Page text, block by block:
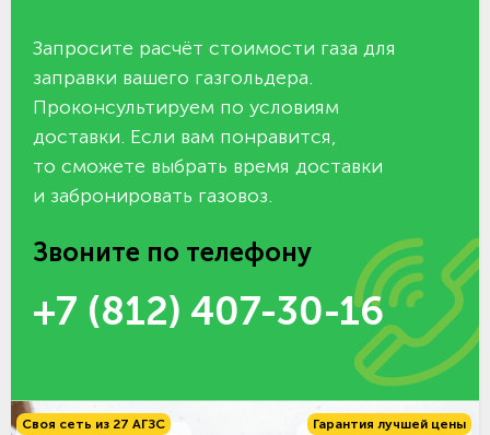
Запросите расчёт стоимости газа для
заправки вашего газгольдера.
Проконсультируем по условиям
доставки. Если вам понравится,
то сможете выбрать время доставки
и забронировать газовоз.
Звоните по телефону
+7 (812) 407-30-16
Своя сеть из 27 АГЗС Гарантия лучшей цены